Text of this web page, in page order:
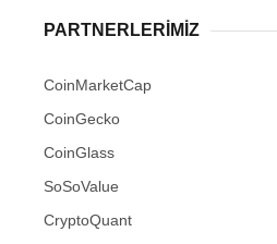
PARTNERLERIMIZ
CoinMarketCap
CoinGecko
CoinGlass
SoSoValue
CryptoQuant